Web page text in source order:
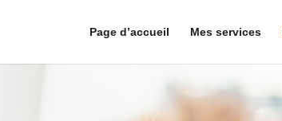
Page d’accueil Mes services